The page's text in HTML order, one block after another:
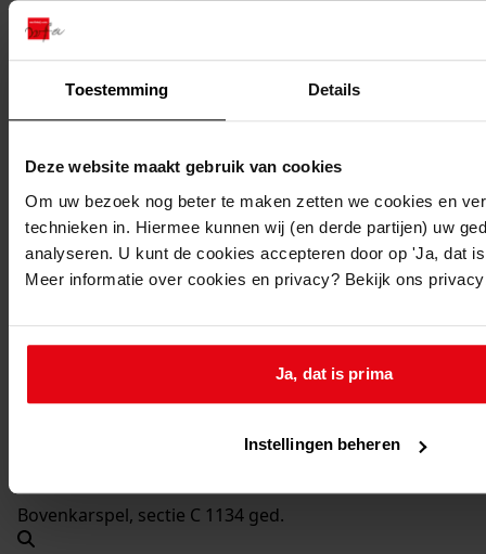
Toestemming Details
Deze website maakt gebruik van cookies
Om uw bezoek nog beter te maken zetten we cookies en
technieken in. Hiermee kunnen wij (en derde partijen) uw
analyseren. U kunt de cookies accepteren door op 'Ja, dat
Meer informatie over cookies en privacy? Bekijk ons
Ja, dat is prima
Instellingen beheren
Bovenkarspel, Oranje Nassaustraat ongenummerd
Bovenkarspel, Watermolenweg ongenummerd
Bovenkarspel, Willem Andriessenweg ongenummerd
Nieuw adres:
Bovenkarspel, Boerhaavestraat,Bourgondieweg,Dr
Nassaustraat,Watermolenweg,Willem Andriessenweg
Ongenummerd
Bovenkarspel, sectie C 1134 ged.